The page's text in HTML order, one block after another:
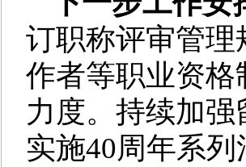
订职称评审管
作者等职业资
力度。持续加
实施40周年系